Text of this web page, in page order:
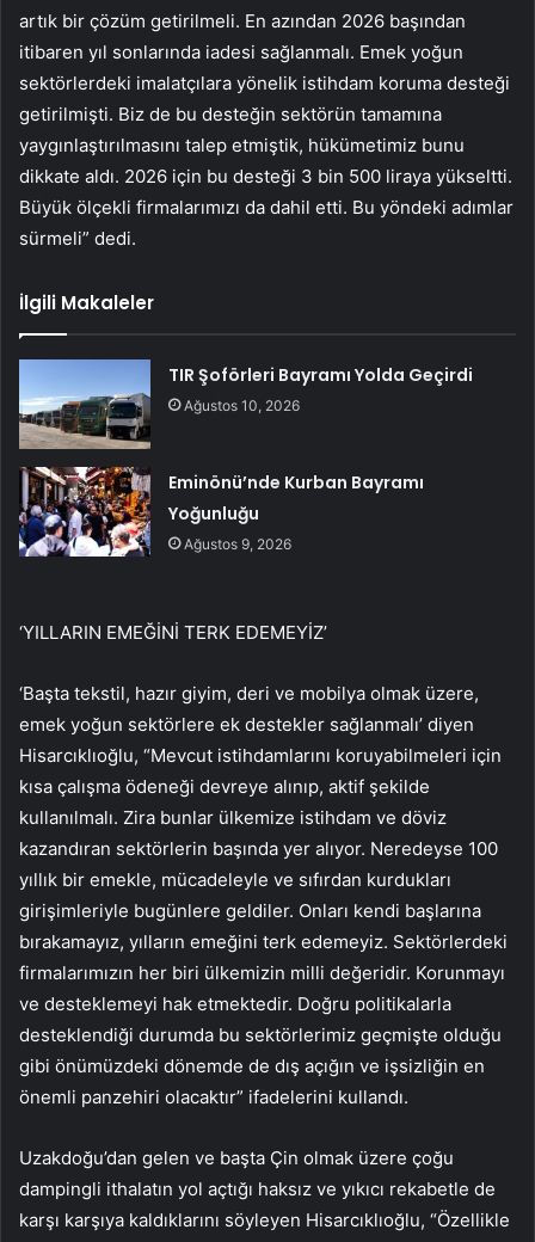
artık bir çözüm getirilmeli. En azından 2026 başından
itibaren yıl sonlarında iadesi sağlanmalı. Emek yoğun
sektörlerdeki imalatçılara yönelik istihdam koruma desteği
getirilmişti. Biz de bu desteğin sektörün tamamına
yaygınlaştırılmasını talep etmiştik, hükümetimiz bunu
dikkate aldı. 2026 için bu desteği 3 bin 500 liraya yükseltti.
Büyük ölçekli firmalarımızı da dahil etti. Bu yöndeki adımlar
sürmeli” dedi.
İlgili Makaleler
TIR Şoförleri Bayramı Yolda Geçirdi
Ağustos 10, 2026
Eminönü’nde Kurban Bayramı
Yoğunluğu
Ağustos 9, 2026
‘YILLARIN EMEĞİNİ TERK EDEMEYİZ’
‘Başta tekstil, hazır giyim, deri ve mobilya olmak üzere,
emek yoğun sektörlere ek destekler sağlanmalı’ diyen
Hisarcıklıoğlu, “Mevcut istihdamlarını koruyabilmeleri için
kısa çalışma ödeneği devreye alınıp, aktif şekilde
kullanılmalı. Zira bunlar ülkemize istihdam ve döviz
kazandıran sektörlerin başında yer alıyor. Neredeyse 100
yıllık bir emekle, mücadeleyle ve sıfırdan kurdukları
girişimleriyle bugünlere geldiler. Onları kendi başlarına
bırakamayız, yılların emeğini terk edemeyiz. Sektörlerdeki
firmalarımızın her biri ülkemizin milli değeridir. Korunmayı
ve desteklemeyi hak etmektedir. Doğru politikalarla
desteklendiği durumda bu sektörlerimiz geçmişte olduğu
gibi önümüzdeki dönemde de dış açığın ve işsizliğin en
önemli panzehiri olacaktır” ifadelerini kullandı.
Uzakdoğu’dan gelen ve başta Çin olmak üzere çoğu
dampingli ithalatın yol açtığı haksız ve yıkıcı rekabetle de
karşı karşıya kaldıklarını söyleyen Hisarcıklıoğlu, “Özellikle